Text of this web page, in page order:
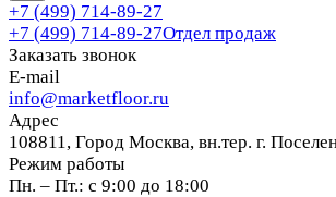
+7 (499) 714-89-27
+7 (499) 714-89-27Отдел продаж
Заказать звонок
E-mail
info@marketfloor.ru
Адрес
108811, Город Москва, вн.тер. г.
Режим работы
Пн. – Пт.: с 9:00 до 18:00